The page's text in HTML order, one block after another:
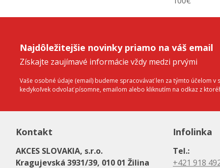
Najdôležitejšie novinky priamo na váš email
Získajte zaujímavé informácie vždy medzi prvými
Vaše osobné údaje (email) budeme spracovávať len za týmto účelom
kedykoľvek odvolať písomne, emailom alebo kliknutím na odkaz z
Kontakt
AKCES SLOVAKIA, s.r.o.
Kragujevská 3931/39, 010 01 Žilina
Infolinka
Tel.:
+421 918